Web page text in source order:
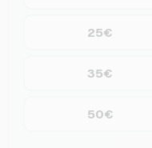
25€
35€
50€